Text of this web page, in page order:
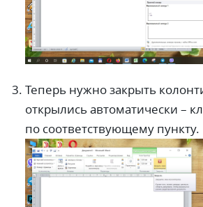
Теперь нужно закрыть
открылись автоматически –
по соответствующему пункту.